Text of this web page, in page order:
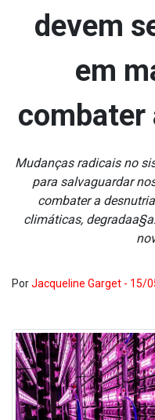
devem
em
combater
Mudanças radicais no
para salvaguardar
combater a
climáticas,
PorJacqueline Garget - 15/